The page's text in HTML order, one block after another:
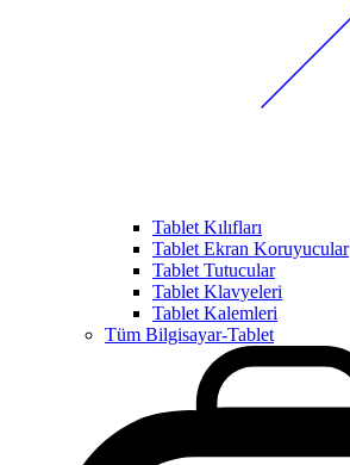
Tablet Kılıfları
Tablet Ekran Koruyucular
Tablet Tutucular
Tablet Klavyeleri
Tablet Kalemleri
Tüm Bilgisayar-Tablet